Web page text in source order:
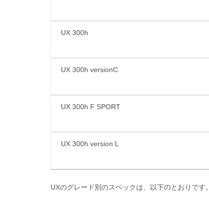
UX 300h
UX 300h versionC
UX 300h F SPORT
UX 300h version L
UXのグレード別のスペックは、以下のとおりです。